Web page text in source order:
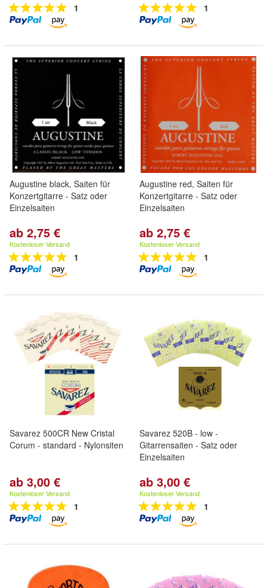
1 1
Augustine black, Saiten für
Konzertgitarre - Satz oder
Einzelsaiten
ab 2,75 €
Kostenloser Versand
1
Augustine red, Saiten für
Konzertgitarre - Satz oder
Einzelsaiten
ab 2,75 €
Kostenloser Versand
1
Savarez 500CR New Cristal
Corum - standard - Nylonsiten
ab 3,00 €
Kostenloser Versand
1
Savarez 520B - low -
Gitarrensaiten - Satz oder
Einzelsaiten
ab 3,00 €
Kostenloser Versand
1